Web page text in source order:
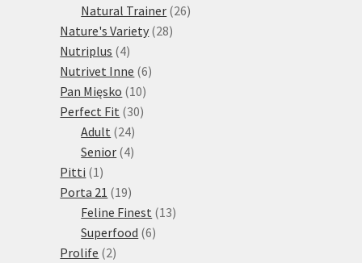
produktů
Natural Trainer 2626
Nature's Variety 2828
Nutriplus 44
produkty
Nutrivet Inne 66
Pan Mięsko 1010
produktů
Perfect Fit 3030
Adult 2424
produktů
Senior 44
Pitti 1 1
produkt
Porta 21 1919
produktů
Feline Finest 1313
Superfood 66
Prolife 22